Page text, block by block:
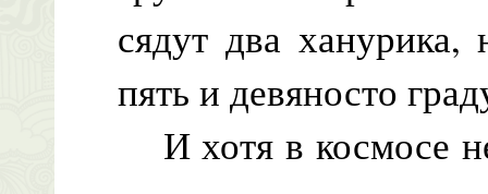
сядут два ханурика,
пять и девяносто
И хотя в космосе